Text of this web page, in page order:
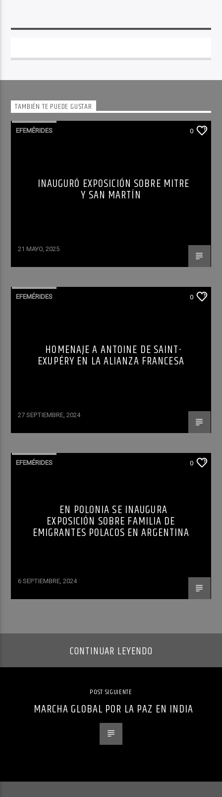
TAMBIÉN TE PUEDE GUSTAR
EFEMÉRIDES 0
INAUGURÓ EXPOSICIÓN SOBRE MITRE
Y SAN MARTÍN
21 MAYO, 2025
EFEMÉRIDES 0
HOMENAJE A ANTOINE DE SAINT-
EXUPÉRY EN LA ALIANZA FRANCESA
27 SEPTIEMBRE, 2024
EFEMÉRIDES 0
EN POLONIA SE INAUGURA
EXPOSICIÓN SOBRE FAMILIA DE
EMIGRANTES POLACOS EN ARGENTINA
6 SEPTIEMBRE, 2024
CONTINUAR LEYENDO
POST SIGUIENTE
MARCHA GLOBAL POR LA PAZ EN INDIA